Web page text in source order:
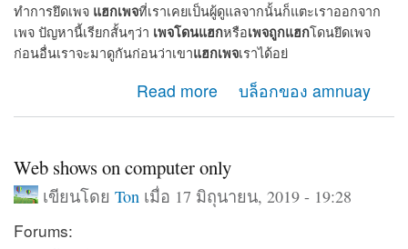
ทำการยึดเพจ แฮกเพจที่เราเคยเป็นผู้ดูแลจากนั้นก็แตะเราออกจาก
เพจ ปัญหานี้เรียกสั้นๆว่า เพจโดนแฮกหรือเพจถูกแฮกโดนยึดเพจ
ก่อนอื่นเราจะมาดูกันก่อนว่าเขาแฮกเพจเราได้อย่
Read more
about เมื่อเพจโดนแฮก เพจถูกแฮก จะกู้เพจคืนได้อย่างไร
บล็อกของ amnuay
Web shows on computer only
เขียนโดย Ton เมื่อ 17 มิถุนายน, 2019 - 19:28
Forums: